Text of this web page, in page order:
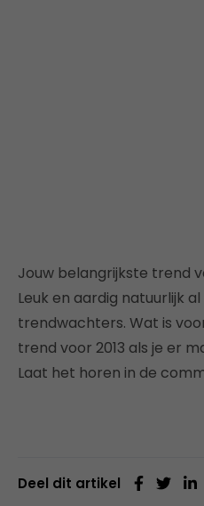
Jouw belangrijkste trend
Leuk en aardig natuurlijk
trendwachters. Wat is
trend voor 2013 als je er
Laat het horen in de
Deel dit artikel